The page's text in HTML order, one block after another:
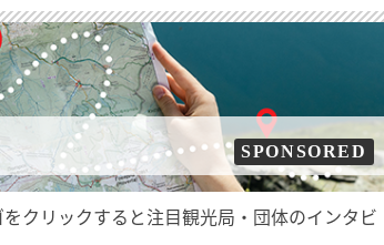
SPONSORED
クリックすると注目観光局・団体のインタビ